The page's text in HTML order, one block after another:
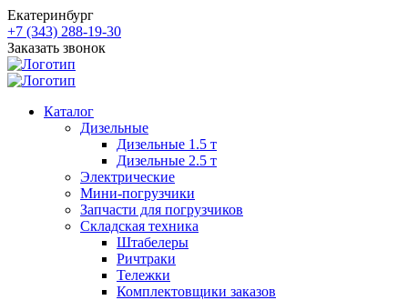
Екатеринбург
+7 (343) 288-19-30
Заказать звонок
Каталог
Дизельные
Дизельные 1.5 т
Дизельные 2.5 т
Электрические
Мини-погрузчики
Запчасти для погрузчиков
Складская техника
Штабелеры
Ричтраки
Тележки
Комплектовщики заказов